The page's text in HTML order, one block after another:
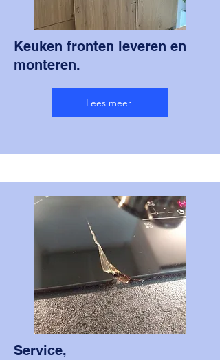
Keuken fronten leveren en
monteren.
Lees meer
Service,